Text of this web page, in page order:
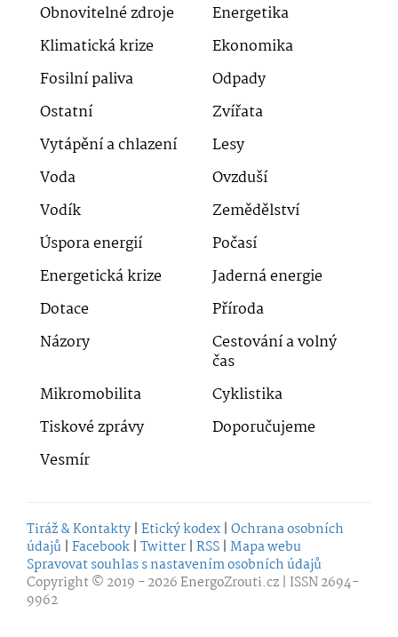
Obnovitelné zdroje
Energetika
Klimatická krize
Ekonomika
Fosilní paliva
Odpady
Ostatní
Zvířata
Vytápění a chlazení
Lesy
Voda
Ovzduší
Vodík
Zemědělství
Úspora energií
Počasí
Energetická krize
Jaderná energie
Dotace
Příroda
Názory
Cestování a volný
čas
Mikromobilita
Cyklistika
Tiskové zprávy
Doporučujeme
Vesmír
Tiráž & Kontakty | Etický kodex | Ochrana osobních
údajů | Facebook | Twitter | RSS | Mapa webu
Spravovat souhlas s nastavením osobních údajů
Copyright © 2019 - 2026EnergoZrouti.cz | ISSN 2694-
9962